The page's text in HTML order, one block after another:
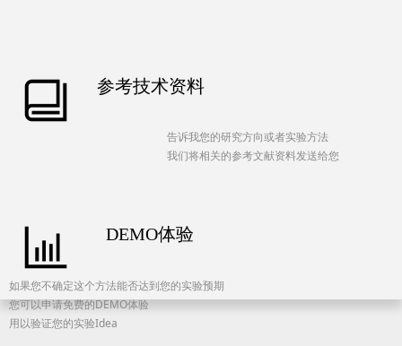
参考技术资料
告诉我您的研究方向或者实验方法
我们将相关的参考文献资料发送给您
DEMO体验
如果您不确定这个方法能否达到您的实验预期
您可以申请免费的DEMO体验
用以验证您的实验Idea